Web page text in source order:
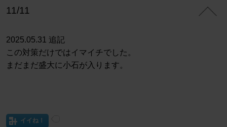
11/11
2025.05.31 追記
この対策だけではイマイチでした。
まだまだ盛大に小石が入ります。
イイね！